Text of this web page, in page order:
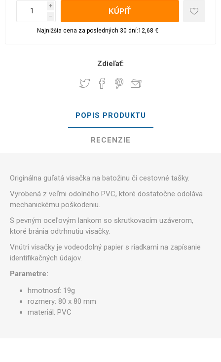
i
h
Najnižšia cena za posledných 30 dní:12,68 €
Zdieľať:
POPIS PRODUKTU
RECENZIE
Originálna guľatá visačka na batožinu či cestovné tašky.
Vyrobená z veľmi odolného PVC, ktoré dostatočne odoláva
mechanickému poškodeniu.
S pevným oceľovým lankom so skrutkovacím uzáverom,
ktoré bránia odtrhnutiu visačky.
Vnútri visačky je vodeodolný papier s riadkami na zapísanie
identifikačných údajov.
Parametre:
hmotnosť: 19g
rozmery: 80 x 80 mm
materiál: PVC